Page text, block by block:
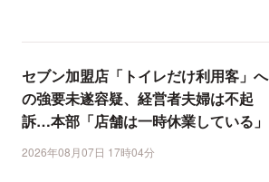
セブン加盟店「トイレだけ利用客」へ
の強要未遂容疑、経営者夫婦は不起
訴…本部「店舗は一時休業している」
2026年08月07日 17時04分